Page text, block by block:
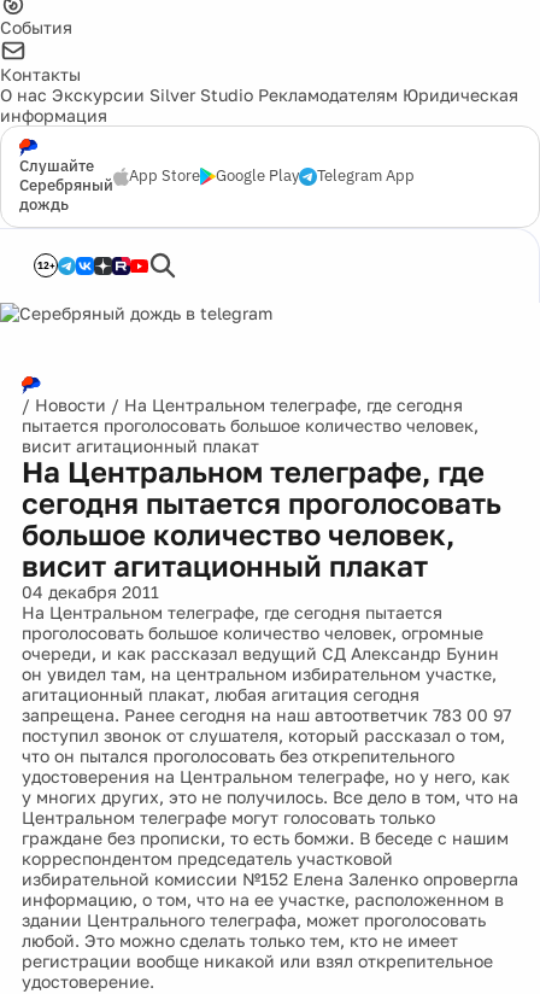
События
Контакты
О нас Экскурсии Silver Studio Рекламодателям Юридическая
информация
Слушайте
Серебряный
дождь
App Store Google Play Telegram App
12+
/ Новости / На Центральном телеграфе, где сегодня
пытается проголосовать большое количество человек,
висит агитационный плакат
На Центральном телеграфе, где
сегодня пытается проголосовать
большое количество человек,
висит агитационный плакат
04 декабря 2011
На Центральном телеграфе, где сегодня пытается
проголосовать большое количество человек, огромные
очереди, и как рассказал ведущий СД Александр Бунин
он увидел там, на центральном избирательном участке,
агитационный плакат, любая агитация сегодня
запрещена. Ранее сегодня на наш автоответчик 783 00 97
поступил звонок от слушателя, который рассказал о том,
что он пытался проголосовать без открепительного
удостоверения на Центральном телеграфе, но у него, как
у многих других, это не получилось. Все дело в том, что на
Центральном телеграфе могут голосовать только
граждане без прописки, то есть бомжи. В беседе с нашим
корреспондентом председатель участковой
избирательной комиссии №152 Елена Заленко опровергла
информацию, о том, что на ее участке, расположенном в
здании Центрального телеграфа, может проголосовать
любой. Это можно сделать только тем, кто не имеет
регистрации вообще никакой или взял открепительное
удостоверение.